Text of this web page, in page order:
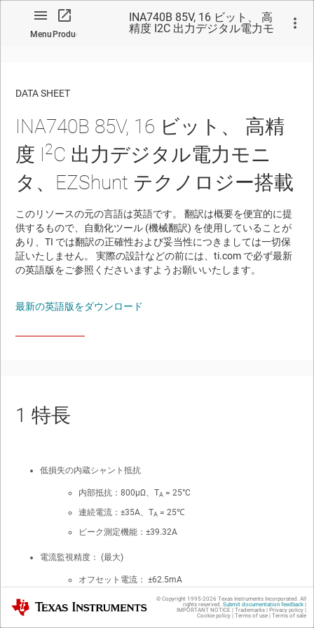
MenuProduct
INA740B 85V, 16 ビット、 高
精度 I2C 出力デジタル電力モ
No matches found.
DATA SHEET
INA740B 85V, 16 ビット、 高精
度 I2C 出力デジタル電力モニ
タ、 EZShunt テクノロジー搭載
このリソースの元の言語は英語です。 翻訳は概要を便宜的に提
供するもので、自動化ツール (機械翻訳) を使用していることが
あり、TI では翻訳の正確性および妥当性につきましては一切保
証いたしません。 実際の設計などの前には、ti.com で必ず最新
の英語版をご参照くださいますようお願いいたします。
最新の英語版をダウンロード
1 特長
低損失の内蔵シャント抵抗
内部抵抗： 800µΩ 、TA = 25°C
連続電流： ±35A 、TA = 25℃
ピーク測定機能： ±39.32A
電流監視精度： (最大)
オフセット電流： ±62.5mA
オフセット ドリフト：±30µA/°C
Texas Instruments © Copyright 1995-2026 Texas Instruments Incorporated. All
rights reserved. Submit documentation feedback|
IMPORTANT NOTICE | Trademarks| Privacy policy|
Cookie policy| Terms of use| Terms of sale